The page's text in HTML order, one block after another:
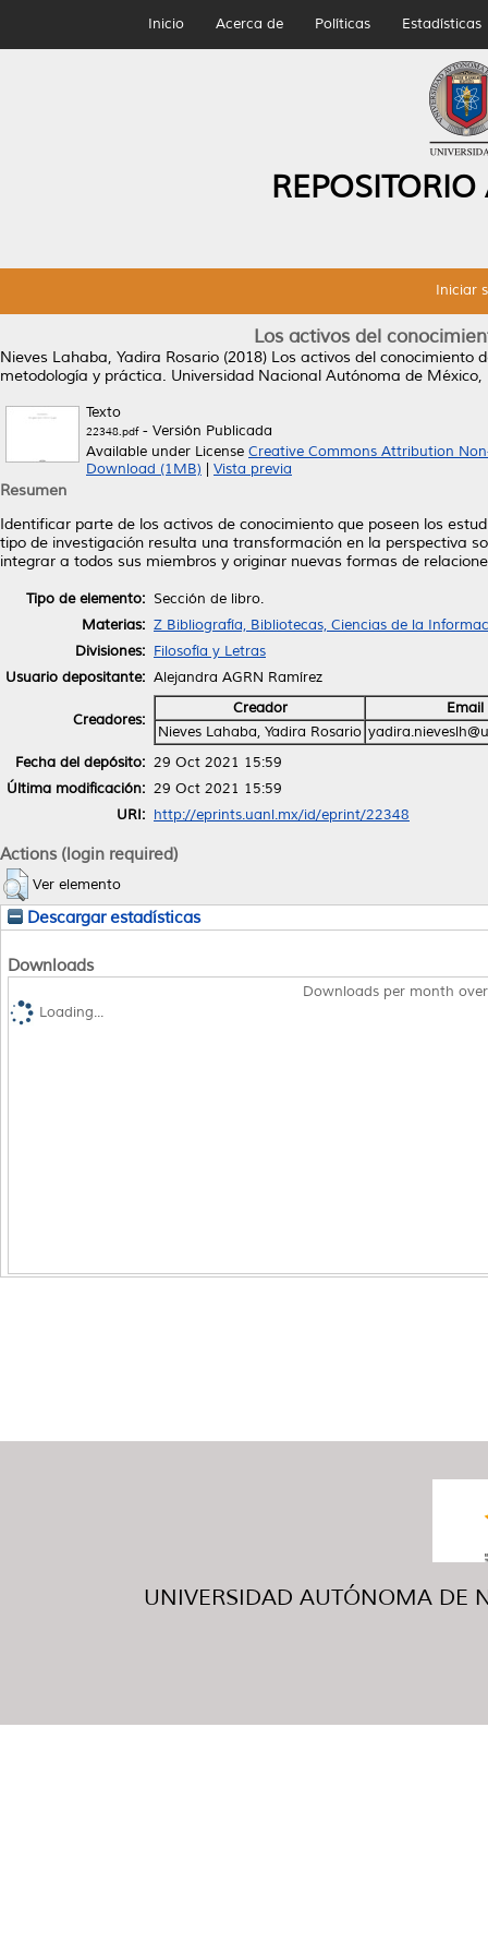
Inicio Acerca de Políticas Estadísticas
Iniciar
Los activos del
Nieves Lahaba, Yadira Rosario (2018) Los activos del conocimiento
metodología y práctica. Universidad Nacional Autónoma de
Texto
22348.pdf- Versión Publicada
Available under License Creative Commons Attribution
Download (1MB)
Vista previa
Resumen
Identificar parte de los activos de conocimiento que poseen los
tipo de investigación resulta una transformación en la perspectiva
integrar a todos sus miembros y originar nuevas formas de
Tipo de elemento: Sección de libro.
Materias: Z Bibliografía, Bibliotecas, Ciencias de la
Divisiones: Filosofía y Letras
Usuario depositante: Alejandra AGRN Ramírez
Creadores:
Creador
Email
Nieves Lahaba, Yadira Rosario
Fecha del depósito: 29 Oct 2021 15:59
Última modificación: 29 Oct 2021 15:59
URI: http://eprints.uanl.mx/id/eprint/22348
Actions (login required)
Ver elemento
Descargar estadísticas
Downloads
Downloads per month
Loading...
UNIVERSIDAD AUTÓNOMA DE